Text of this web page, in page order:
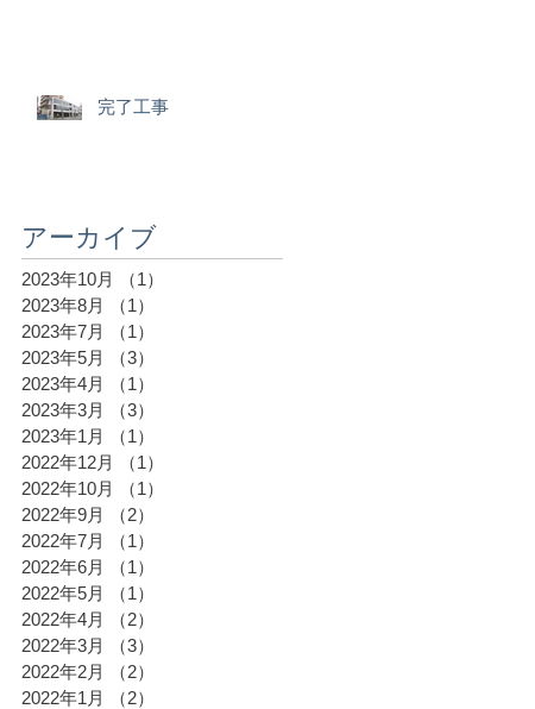
完了工事
アーカイブ
2023年10月 （1）
2023年8月
（1）
2023年7月
（1）
2023年5月
（3）
2023年4月
（1）
2023年3月
（3）
2023年1月
（1）
2022年12月
（1）
2022年10月
（1）
2022年9月
（2）
2022年7月
（1）
2022年6月
（1）
2022年5月
（1）
2022年4月
（2）
2022年3月
（3）
2022年2月
（2）
2022年1月
（2）